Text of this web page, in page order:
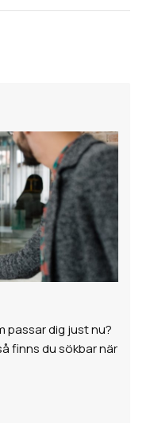
passar dig just nu?
finns du sökbar när